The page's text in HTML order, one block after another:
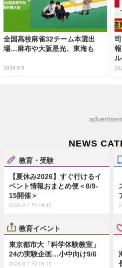
全国高校麻雀32チーム本選出
場…麻布や大阪星光、東海も
2026.8.5
NEWS
教育・受験
【夏休み2026】すぐ行けるイ
ベント情報おまとめ便＜8/9-
15開催＞
2026.8.7 Fri 19:45
教育イベント
東京都市大「科学体験教室」
24の実験企画…小中向け9/6
2026.8.7 Fri 18:15